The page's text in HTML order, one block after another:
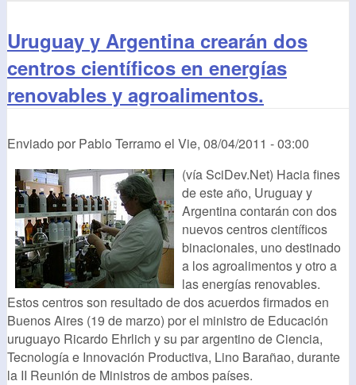
Uruguay y Argentina crearán dos
centros científicos en energías
renovables y agroalimentos.
Enviado por Pablo Terramo el Vie, 08/04/2011 - 03:00
(vía SciDev.Net) Hacia fines
de este año, Uruguay y
Argentina contarán con dos
nuevos centros científicos
binacionales, uno destinado
a los agroalimentos y otro a
las energías renovables.
Estos centros son resultado de dos acuerdos firmados en
Buenos Aires (19 de marzo) por el ministro de Educación
uruguayo Ricardo Ehrlich y su par argentino de Ciencia,
Tecnología e Innovación Productiva, Lino Barañao, durante
la II Reunión de Ministros de ambos países.